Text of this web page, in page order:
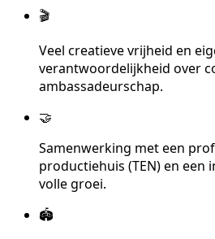
🎬
Veel creatieve vrijheid en
verantwoordelijkheid over
ambassadeurschap.
🤝
Samenwerking met een
productiehuis (TEN) en een
volle groei.
🏟️